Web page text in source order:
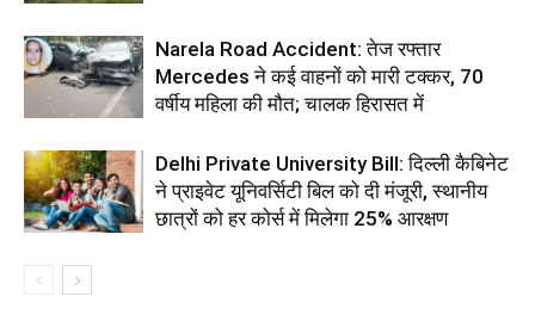
Narela Road Accident: तेज रफ्तार
Mercedes ने कई वाहनों को मारी टक्कर, 70
वर्षीय महिला की मौत; चालक हिरासत में
Delhi Private University Bill: दिल्ली कैबिनेट
ने प्राइवेट यूनिवर्सिटी बिल को दी मंजूरी, स्थानीय
छात्रों को हर कोर्स में मिलेगा 25% आरक्षण